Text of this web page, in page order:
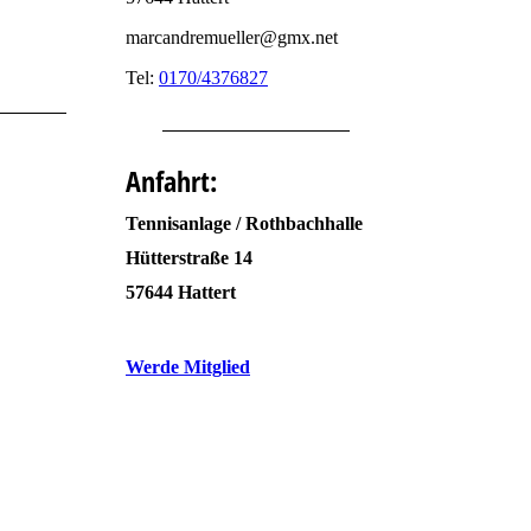
marcandremueller@gmx.net
Tel: 0170/4376827
Anfahrt:
Tennisanlage / Rothbachhalle
Hütterstraße 14
57644 Hattert
Werde Mitglied